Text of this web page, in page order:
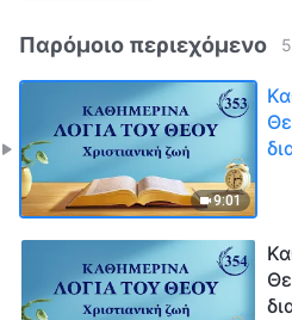
Παρόμοιο περιεχόμενο
9:01